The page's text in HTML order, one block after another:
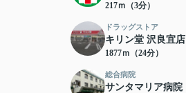
217ｍ（3分）
ドラッグストア
キリン堂 沢良宜店
1877ｍ（24分）
総合病院
サンタマリア病院